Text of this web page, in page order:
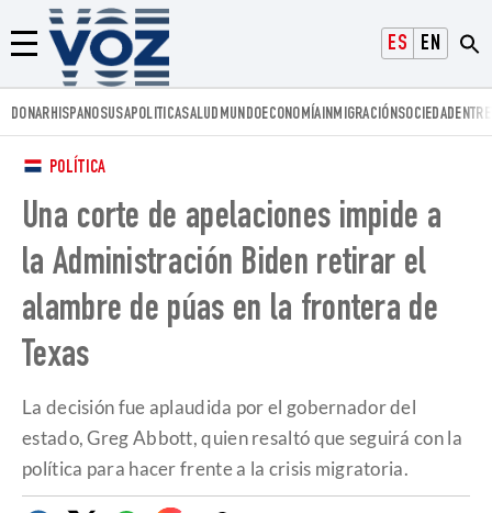
ESPAÑOLENGLISH
Menú
Voz.us
DONARHISPANOSUSAPOLITICASALUD MUNDOECONOMÍAINMIGRACIÓNSOCIEDAD
POLÍTICA
Una corte de apelaciones impide a
la Administración Biden retirar el
alambre de púas en la frontera de
Texas
La decisión fue aplaudida por el gobernador del
estado, Greg Abbott, quien resaltó que seguirá con la
política para hacer frente a la crisis migratoria.